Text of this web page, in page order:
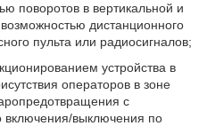
поворотов в вертикальной и
дистанционного
пульта или радиосигналов;
устройства в
операторов в зоне
с
включения/выключения по